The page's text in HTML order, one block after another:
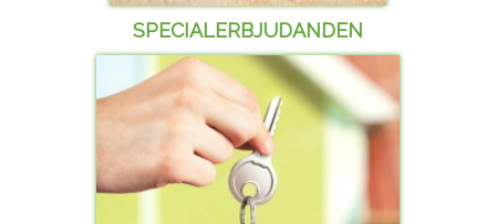
SPECIALERBJUDANDEN